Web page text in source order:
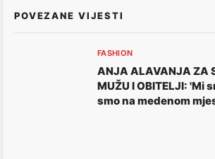
POVEZANE VIJESTI
FASHION
ANJA ALAVANJA ZA
MUŽU I OBITELJI: 'Mi
smo na medenom